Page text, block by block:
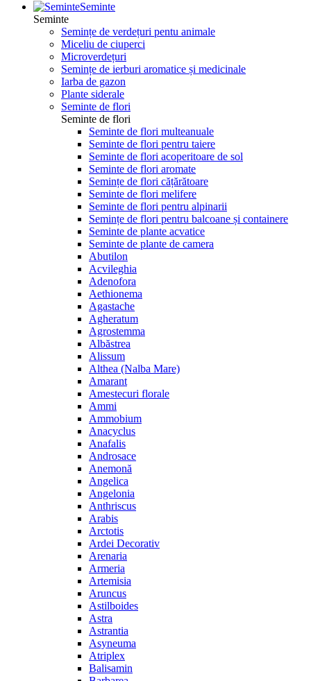
Seminte
Seminte
Semințe de verdețuri pentu animale
Miceliu de ciuperci
Microverdețuri
Semințe de ierburi aromatice și medicinale
Iarba de gazon
Plante siderale
Seminte de flori
Seminte de flori
Seminte de flori multeanuale
Seminte de flori pentru taiere
Seminte de flori acoperitoare de sol
Seminte de flori aromate
Semințe de flori cățărătoare
Seminte de flori melifere
Seminte de flori pentru alpinarii
Semințe de flori pentru balcoane și containere
Seminte de plante acvatice
Seminte de plante de camera
Abutilon
Acvileghia
Adenofora
Aethionema
Agastache
Agheratum
Agrostemma
Albăstrea
Alissum
Althea (Nalba Mare)
Amarant
Amestecuri florale
Ammi
Ammobium
Anacyclus
Anafalis
Androsace
Anemonă
Angelica
Angelonia
Anthriscus
Arabis
Arctotis
Ardei Decorativ
Arenaria
Armeria
Artemisia
Aruncus
Astilboides
Astra
Astrantia
Asyneuma
Atriplex
Balisamin